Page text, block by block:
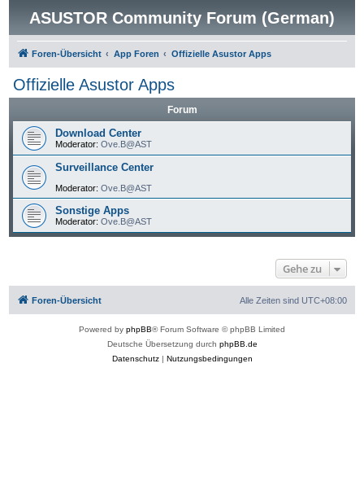
ASUSTOR Community Forum (German)
Foren-Übersicht App Foren Offizielle Asustor Apps
Offizielle Asustor Apps
Forum
Download Center
Moderator: Ove.B@AST
Surveillance Center
Moderator: Ove.B@AST
Sonstige Apps
Moderator: Ove.B@AST
Gehe zu
Foren-Übersicht Alle Zeiten sind UTC+08:00
Powered by phpBB® Forum Software © phpBB Limited
Deutsche Übersetzung durch phpBB.de
Datenschutz| Nutzungsbedingungen